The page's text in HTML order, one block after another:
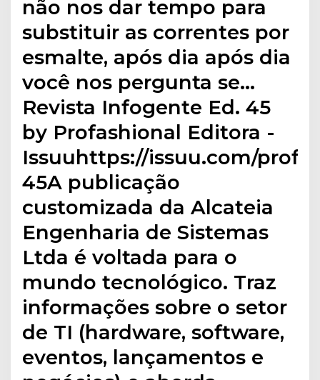
não nos dar tempo para
substituir as correntes por
esmalte, após dia após dia
você nos pergunta se…
Revista Infogente Ed. 45
by Profashional Editora -
Issuuhttps://issuu.com/
45A publicação
customizada da Alcateia
Engenharia de Sistemas
Ltda é voltada para o
mundo tecnológico. Traz
informações sobre o setor
de TI (hardware, software,
eventos, lançamentos e